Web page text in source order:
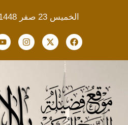
الخميس 23 صفر 1448هـ 6-8-2026م